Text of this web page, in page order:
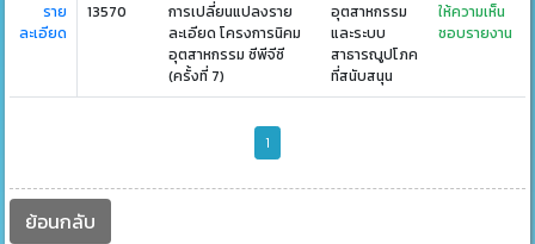
ราย
ละเอียด
13570
การเปลี่ยนแปลงราย
ละเอียด โครงการนิคม
อุตสาหกรรม ซีพีจีซี
(ครั้งที่ 7)
อุตสาหกรรม
และระบบ
สาธารณูปโภค
ที่สนับสนุน
ให้ความเห็น
ชอบรายงาน
1
ย้อนกลับ